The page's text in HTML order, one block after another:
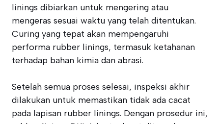
linings dibiarkan untuk mengering atau
mengeras sesuai waktu yang telah ditentukan.
Curing yang tepat akan mempengaruhi
performa rubber linings, termasuk ketahanan
terhadap bahan kimia dan abrasi.
Setelah semua proses selesai, inspeksi akhir
dilakukan untuk memastikan tidak ada cacat
pada lapisan rubber linings. Dengan prosedur ini,